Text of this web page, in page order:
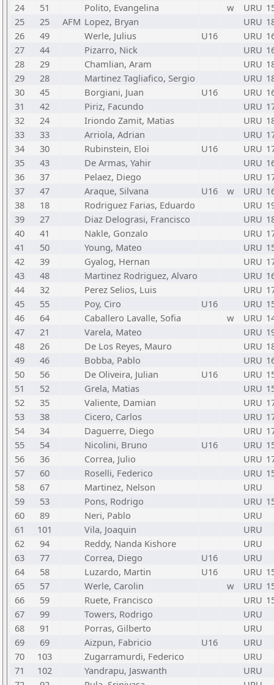
24
51 Polito, Evangelina w URU
25
25 AFM Lopez, Bryan URU
26
49 Werle, Julius U16 URU
27
44 Pizarro, Nick URU
28
29 Chamlian, Aram URU
29
28 Martinez Tagliafico, Sergio URU
30
45 Borgiani, Juan U16 URU
31
42 Piriz, Facundo URU
32
24 Iriondo Zamit, Matias URU
33
33 Arriola, Adrian URU
34
30 Rubinstein, Eloi U16 URU
35
43 De Armas, Yahir URU
36
37 Pelaez, Diego URU
37
47 Araque, Silvana U16 w URU
38
18 Rodriguez Farias, Eduardo URU
39
27 Diaz Delograsi, Francisco URU
40
41 Nakle, Gonzalo URU
41
50 Young, Mateo URU
42
39 Gyalog, Hernan URU
43
48 Martinez Rodriguez, Alvaro URU
44
32 Perez Selios, Luis URU
45
55 Poy, Ciro U16 URU
46
64 Caballero Lavalle, Sofia w URU
47
21 Varela, Mateo URU
48
26 De Los Reyes, Mauro URU
49
46 Bobba, Pablo URU
50
56 De Oliveira, Julian U16 URU
51
52 Grela, Matias URU
52
35 Valiente, Damian URU
53
38 Cicero, Carlos URU
54
34 Daguerre, Diego URU
55
54 Nicolini, Bruno U16 URU
56
36 Correa, Julio URU
57
60 Roselli, Federico URU
58
67 Martinez, Nelson
URU
59
53 Pons, Rodrigo URU
60
89 Neri, Pablo
URU
61
101 Vila, Joaquin
URU
62
94 Reddy, Nanda Kishore
URU
63
77 Correa, Diego U16
URU
64
58 Luzardo, Martin U16 URU
65
57 Werle, Carolin w URU
66
59 Ruete, Francisco URU
67
99 Towers, Rodrigo
URU
68
91 Porras, Gilberto
URU
69
69 Aizpun, Fabricio U16
URU
70
103 Zugarramurdi, Federico
URU
71
102 Yandrapu, Jaswanth
URU